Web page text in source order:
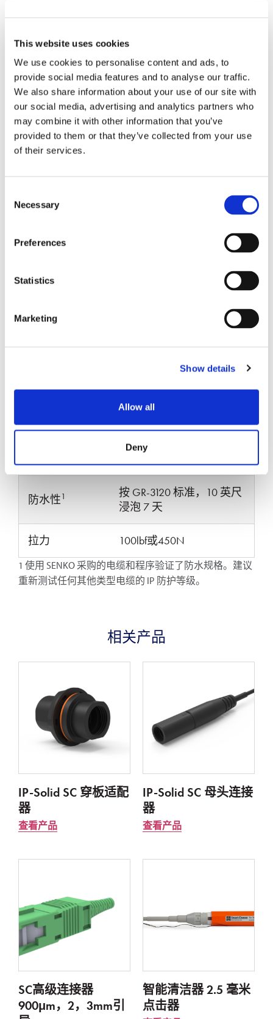
This website uses cookies
We use cookies to personalise content and ads, to
provide social media features and to analyse our traffic.
We also share information about your use of our site with
our social media, advertising and analytics partners who
may combine it with other information that you’ve
provided to them or that they’ve collected from your use
of their services.
Selection
Necessary
Preferences
Statistics
Marketing
Show details
Allow all
Deny
规格
单模
典型插入损耗
工作温度 (°C) - 40至+75
耐用性 50 次配对
防水性1
按 GR-3120 标准，10 英尺
浸泡 7 天
拉力 100lbf或450N
1 使用 SENKO 采购的电缆和程序验证了防水规格。建议
重新测试任何其他类型电缆的 IP 防护等级。
相关产品
IP-Solid SC 穿板适配
器
查看产品
IP-Solid SC 母头连接
器
查看产品
SC高级连接器
900μm，2，3mm引
智能清洁器 2.5 毫米
点击器